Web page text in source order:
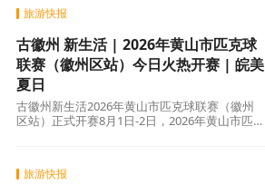
旅游快报
古徽州 新生活 | 2026年黄山市匹克球
联赛（徽州区站）今日火热开赛 | 皖美
夏日
古徽州新生活2026年黄山市匹克球联赛（徽州
区站）正式开赛8月1日-2日，2026年黄山市匹克
旅游快报